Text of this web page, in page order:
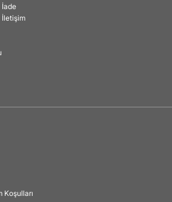
İade
İletişim
Koşulları